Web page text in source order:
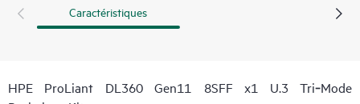
Caractéristiques
HPE ProLiant DL360 Gen11 8SFF x1 U.3 Tri‑Mode